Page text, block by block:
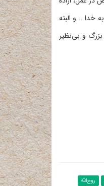
خدا .. و البته
و بی‌نظیر
روح‌الله